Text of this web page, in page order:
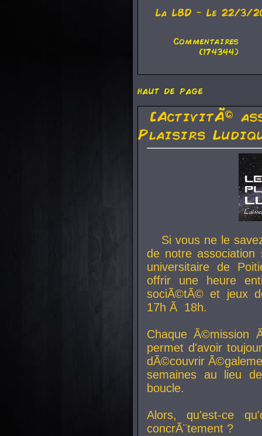
La LBD - Le 22/3/
Commentaires
(174344)
haut de page
[ActivitÃ©
Plaisirs
Si vous ne le
de notre
universitaire de
offrir une heure
sociÃ©tÃ© et jeux
17h Ã 18h.
Chaque Ã©mission
permet d'avoir
dÃ©couvrir
semaines au lieu
boucle.
Alors, qu'est-ce
concrÃ¨tement ?